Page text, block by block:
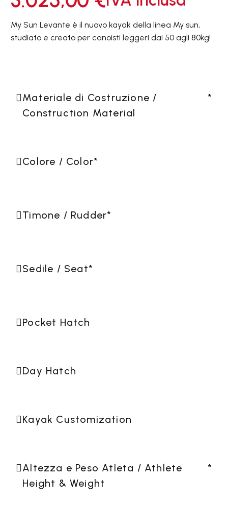
My Sun Levante è il nuovo kayak della linea My sun,
studiato e creato per canoisti leggeri dai 50 agli 80kg!
Materiale di Costruzione /
Construction Material
*
Colore / Color*
Timone / Rudder*
Sedile / Seat*
Pocket Hatch
Day Hatch
Kayak Customization
Altezza e Peso Atleta / Athlete
Height & Weight
*